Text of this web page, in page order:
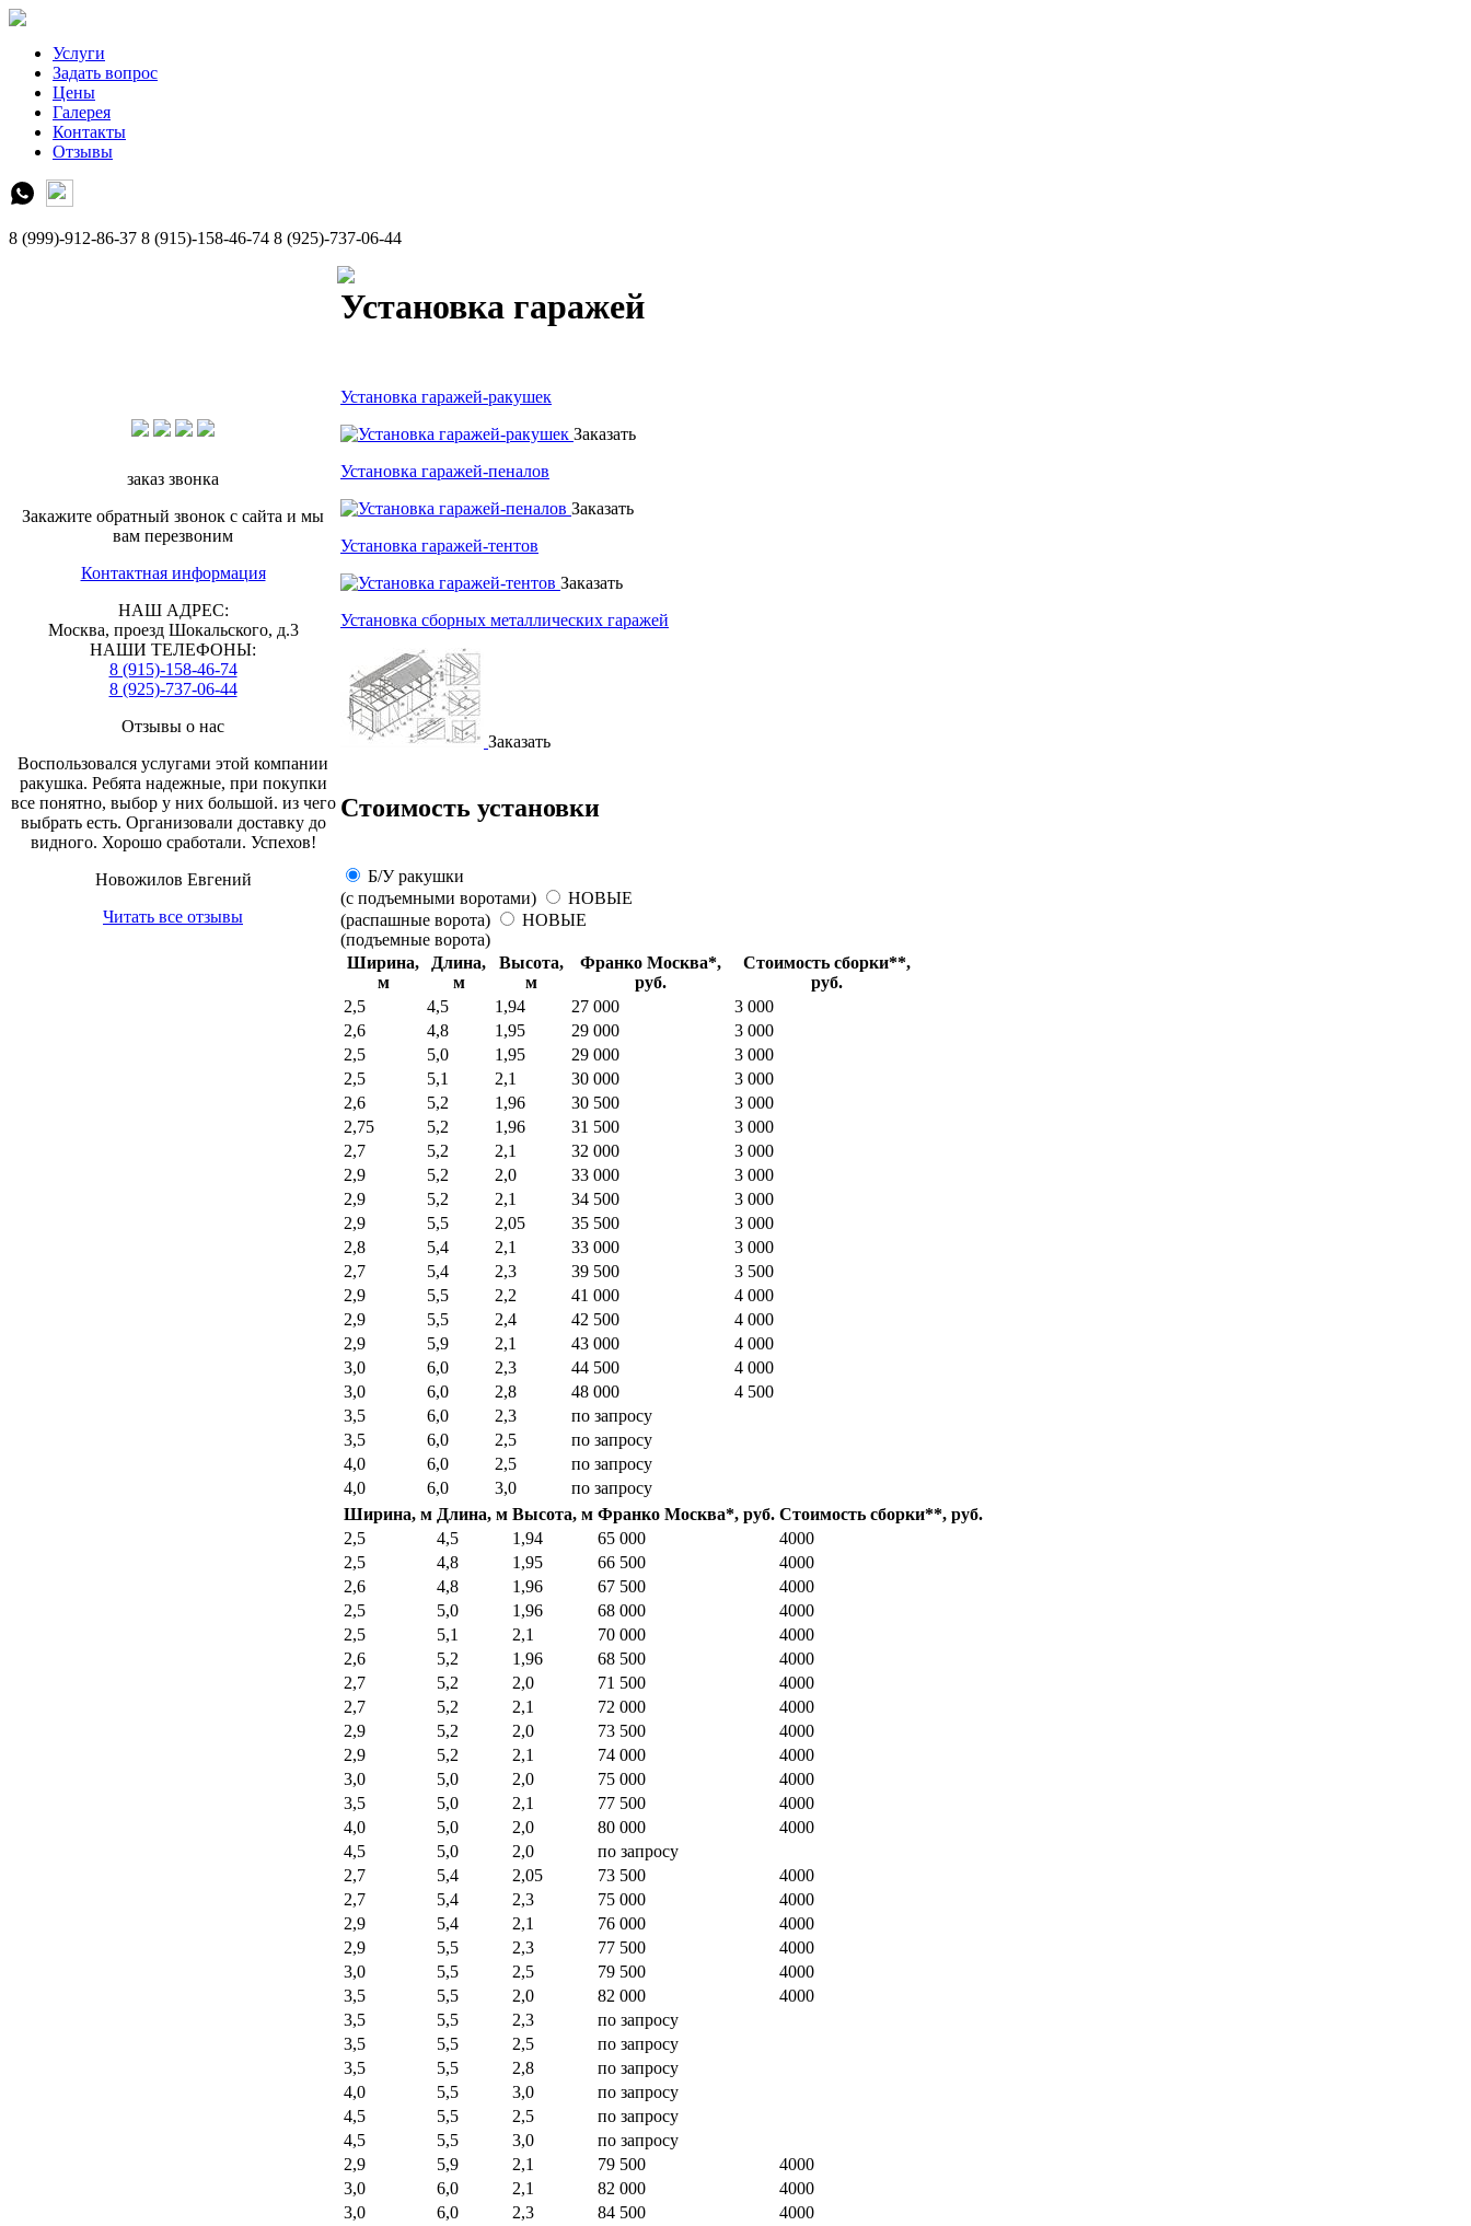
Услуги
Задать вопрос
Цены
Галерея
Контакты
Отзывы
8 (999)-912-86-37 8 (915)-158-46-74 8 (925)-737-06-44
заказ звонка
Закажите обратный звонок с сайта и мы
вам перезвоним
Контактная информация
НАШ АДРЕС:
Москва, проезд Шокальского, д.3
НАШИ ТЕЛЕФОНЫ:
8 (915)-158-46-74
8 (925)-737-06-44
Отзывы о нас
Воспользовался услугами этой компании
ракушка. Ребята надежные, при покупки
все понятно, выбор у них большой. из чего
выбрать есть. Организовали доставку до
видного. Хорошо сработали. Успехов!
Новожилов Евгений
Читать все отзывы
Установка гаражей
Установка гаражей-ракушек
Заказать
Установка гаражей-пеналов
Заказать
Установка гаражей-тентов
Заказать
Установка сборных металлических гаражей
Заказать
Стоимость установки
Б/У ракушки
(с подъемными воротами)
НОВЫЕ
(распашные ворота)
НОВЫЕ
(подъемные ворота)
Ширина,
м
Длина,
м
Высота,
м
Франко Москва*,
руб.
Стоимость сборки**,
руб.
2,5
4,5 1,94 27 000
3 000
2,6
4,8 1,95 29 000
3 000
2,5
5,0 1,95 29 000
3 000
2,5
5,1 2,1 30 000
3 000
2,6
5,2 1,96 30 500
3 000
2,75
5,2 1,96 31 500
3 000
2,7
5,2 2,1 32 000
3 000
2,9
5,2 2,0 33 000
3 000
2,9
5,2 2,1 34 500
3 000
2,9
5,5 2,05 35 500
3 000
2,8
5,4 2,1 33 000
3 000
2,7
5,4 2,3 39 500
3 500
2,9
5,5 2,2 41 000
4 000
2,9
5,5 2,4 42 500
4 000
2,9
5,9 2,1 43 000
4 000
3,0
6,0 2,3 44 500
4 000
3,0
6,0 2,8 48 000
4 500
3,5
6,0 2,3
по запросу
3,5
6,0 2,5
по запросу
4,0
6,0 2,5
по запросу
4,0
6,0 3,0
по запросу
Ширина, м Длина, м Высота, м Франко Москва*, руб. Стоимость сборки**, руб.
2,5
4,5 1,94 65 000
4000
2,5
4,8 1,95 66 500
4000
2,6
4,8 1,96 67 500
4000
2,5
5,0 1,96 68 000
4000
2,5
5,1 2,1 70 000
4000
2,6
5,2 1,96 68 500
4000
2,7
5,2 2,0 71 500
4000
2,7
5,2 2,1 72 000
4000
2,9
5,2 2,0 73 500
4000
2,9
5,2 2,1 74 000
4000
3,0
5,0 2,0 75 000
4000
3,5
5,0 2,1 77 500
4000
4,0
5,0 2,0 80 000
4000
4,5
5,0 2,0
по запросу
2,7
5,4 2,05 73 500
4000
2,7
5,4 2,3 75 000
4000
2,9
5,4 2,1 76 000
4000
2,9
5,5 2,3 77 500
4000
3,0
5,5 2,5 79 500
4000
3,5
5,5 2,0 82 000
4000
3,5
5,5 2,3
по запросу
3,5
5,5 2,5
по запросу
3,5
5,5 2,8
по запросу
4,0
5,5 3,0
по запросу
4,5
5,5 2,5
по запросу
4,5
5,5 3,0
по запросу
2,9
5,9 2,1 79 500
4000
3,0
6,0 2,1 82 000
4000
3,0
6,0 2,3 84 500
4000